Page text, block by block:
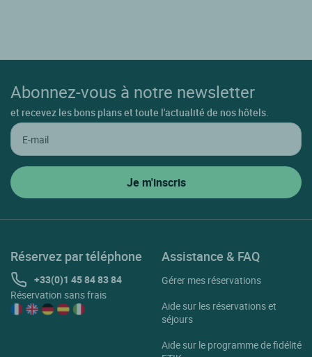
Abonnez-vous à notre newsletter
et recevez les bons plans et toute l'actualité de nos hôtels.
Réservez par téléphone
+33(0)1 45 84 83 84
Réservation sans frais
Assistance & FAQ
Gérer mes réservations
Aide sur les réservations et
séjours
Aide sur le programme de fidélité